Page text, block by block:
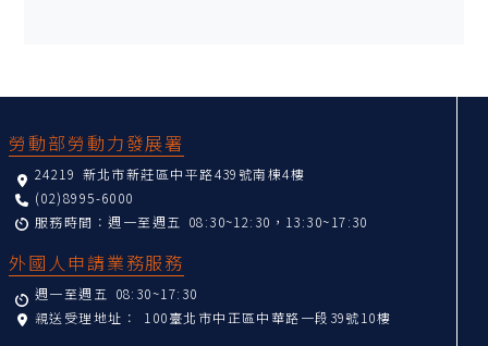
勞動部勞動力發展署
24219 新北市新莊區中平路439號南棟4樓
(02)8995-6000
服務時間：週一至週五 08:30~12:30，13:30~17:30
外國人申請業務服務
週一至週五 08:30~17:30
親送受理地址： 100臺北市中正區中華路一段39號10樓